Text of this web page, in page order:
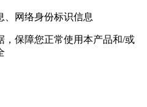
、网络身份标识信息
，保障您正常使用本产品和/或